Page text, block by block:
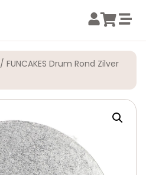
/ FUNCAKES Drum Rond Zilver